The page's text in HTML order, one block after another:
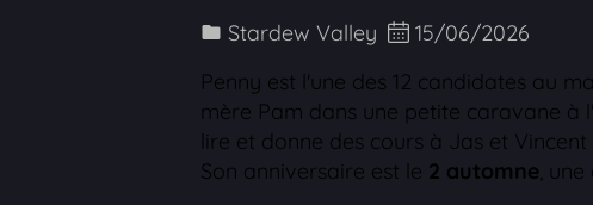
Stardew Valley
15/06/2026
Penny est l'une des 12 candidates au
mère Pam dans une petite caravane à
lire et donne des cours à Jas et
Son anniversaire est le 2 automne,